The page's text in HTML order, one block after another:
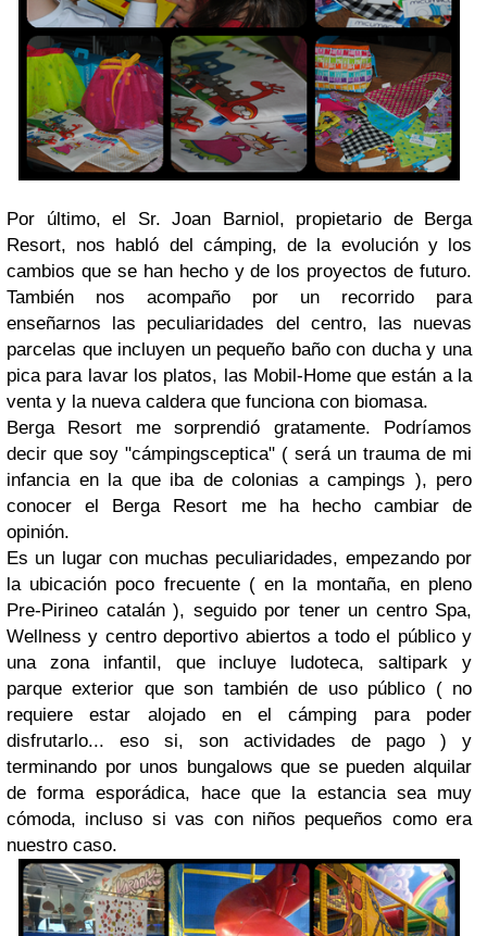
Por último, el Sr. Joan Barniol, propietario de Berga
Resort, nos habló del cámping, de la evolución y los
cambios que se han hecho y de los proyectos de futuro.
También nos acompaño por un recorrido para
enseñarnos las peculiaridades del centro, las nuevas
parcelas que incluyen un pequeño baño con ducha y una
pica para lavar los platos, las Mobil-Home que están a la
venta y la nueva caldera que funciona con biomasa.
Berga Resort me sorprendió gratamente. Podríamos
decir que soy "cámpingsceptica" ( será un trauma de mi
infancia en la que iba de colonias a campings ), pero
conocer el Berga Resort me ha hecho cambiar de
opinión.
Es un lugar con muchas peculiaridades, empezando por
la ubicación poco frecuente ( en la montaña, en pleno
Pre-Pirineo catalán ), seguido por tener un centro Spa,
Wellness y centro deportivo abiertos a todo el público y
una zona infantil, que incluye ludoteca, saltipark y
parque exterior que son también de uso público ( no
requiere estar alojado en el cámping para poder
disfrutarlo... eso si, son actividades de pago ) y
terminando por unos bungalows que se pueden alquilar
de forma esporádica, hace que la estancia sea muy
cómoda, incluso si vas con niños pequeños como era
nuestro caso.